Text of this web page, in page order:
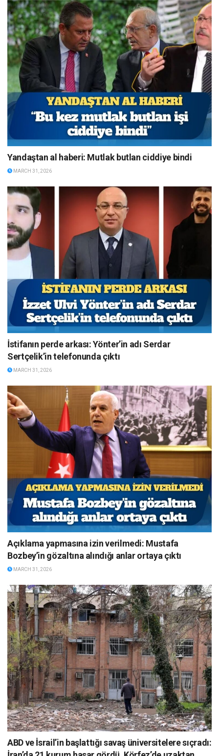
Yandaştan al haberi: Mutlak butlan ciddiye bindi
MARCH 31, 2026
İstifanın perde arkası: Yönter’in adı Serdar
Sertçelik’in telefonunda çıktı
MARCH 31, 2026
Açıklama yapmasına izin verilmedi: Mustafa
Bozbey’in gözaltına alındığı anlar ortaya çıktı
MARCH 31, 2026
ABD ve İsrail’in başlattığı savaş üniversitelere sıçradı: